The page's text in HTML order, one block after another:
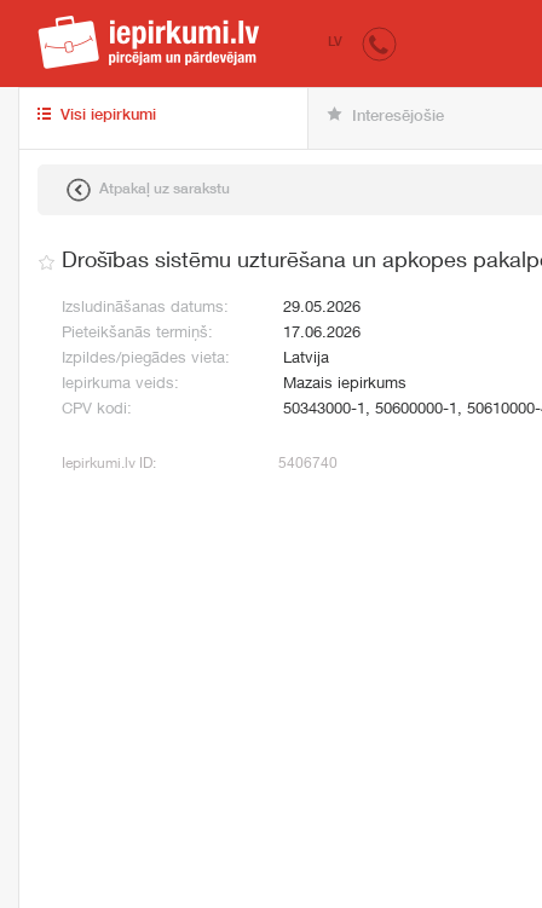
iepirkumi.lv
LV
Visi iepirkumi Interesējošie
Atpakaļ uz sarakstu
Drošības sistēmu uzturēšana un apkopes
Izsludināšanas datums:
29.05.2026
Pieteikšanās termiņš:
17.06.2026
Izpildes/piegādes vieta:
Latvija
Iepirkuma veids:
Mazais iepirkums
CPV kodi:
50343000-1, 50600000-1,
Iepirkumi.lv ID: 5406740